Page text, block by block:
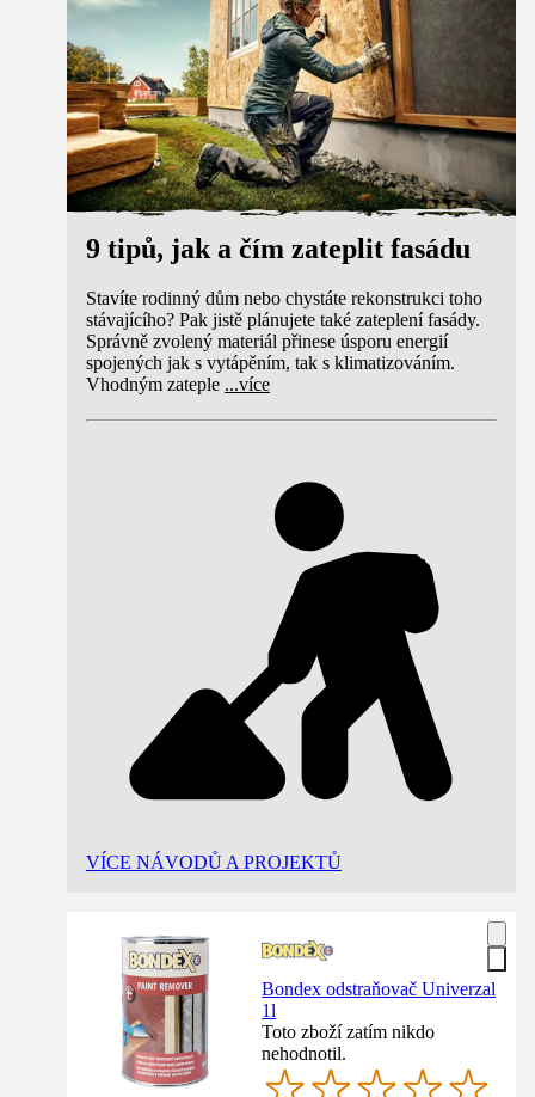
9 tipů, jak a čím zateplit fasádu
Stavíte rodinný dům nebo chystáte rekonstrukci toho
stávajícího? Pak jistě plánujete také zateplení fasády.
Správně zvolený materiál přinese úsporu energií
spojených jak s vytápěním, tak s klimatizováním.
Vhodným zateple ...více
VÍCE NÁVODŮ A PROJEKTŮ
Bondex odstraňovač Univerzal
1l
Toto zboží zatím nikdo
nehodnotil.